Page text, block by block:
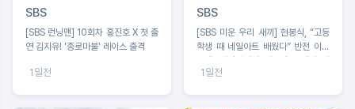
SBS
[SBS 런닝맨] 10회차 홍진호 X 첫 출
연 김지유! '종로마불' 레이스 출격
1일전
SBS
[SBS 미운 우리 새끼] 현봉식, “고등
학생 때 네일아트 배웠다” 반전 이력
어?!
1일전